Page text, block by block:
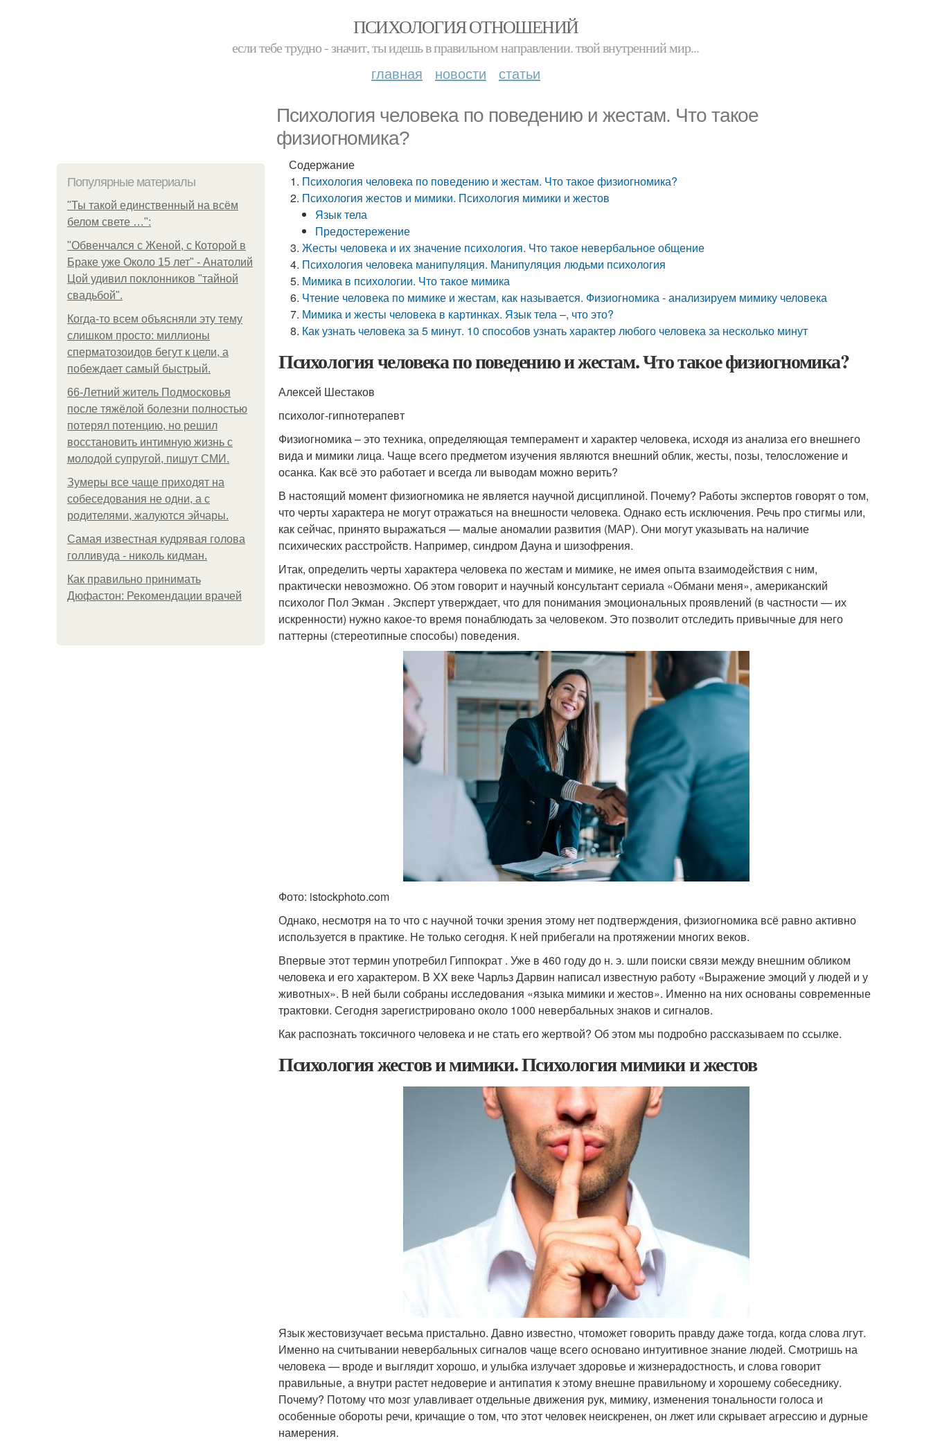
ПСИХОЛОГИЯ ОТНОШЕНИЙ
если тебе трудно - значит, ты идешь в правильном направлении. твой внутренний мир...
главная новости статьи
Психология человека по поведению и жестам. Что такое
физиогномика?
Популярные материалы
"Ты такой единственный на всём
белом свете …":
"Обвенчался с Женой, с Которой в
Браке уже Около 15 лет" - Анатолий
Цой удивил поклонников "тайной
свадьбой".
Когда-то всем объясняли эту тему
слишком просто: миллионы
сперматозоидов бегут к цели, а
побеждает самый быстрый.
66-Летний житель Подмосковья
после тяжёлой болезни полностью
потерял потенцию, но решил
восстановить интимную жизнь с
молодой супругой, пишут СМИ.
Зумеры все чаще приходят на
собеседования не одни, а с
родителями, жалуются эйчары.
Самая известная кудрявая голова
голливуда - николь кидман.
Как правильно принимать
Дюфастон: Рекомендации врачей
Содержание
Психология человека по поведению и жестам. Что такое физиогномика?
Психология жестов и мимики. Психология мимики и жестов
Язык тела
Предостережение
Жесты человека и их значение психология. Что такое невербальное общение
Психология человека манипуляция. Манипуляция людьми психология
Мимика в психологии. Что такое мимика
Чтение человека по мимике и жестам, как называется. Физиогномика - анализируем мимику человека
Мимика и жесты человека в картинках. Язык тела –, что это?
Как узнать человека за 5 минут. 10 способов узнать характер любого человека за несколько минут
Психология человека по поведению и жестам. Что такое физиогномика?
Алексей Шестаков
психолог-гипнотерапевт
Физиогномика – это техника, определяющая темперамент и характер человека, исходя из анализа его внешнего
вида и мимики лица. Чаще всего предметом изучения являются внешний облик, жесты, позы, телосложение и
осанка. Как всё это работает и всегда ли выводам можно верить?
В настоящий момент физиогномика не является научной дисциплиной. Почему? Работы экспертов говорят о том,
что черты характера не могут отражаться на внешности человека. Однако есть исключения. Речь про стигмы или,
как сейчас, принято выражаться — малые аномалии развития (МАР). Они могут указывать на наличие
психических расстройств. Например, синдром Дауна и шизофрения.
Итак, определить черты характера человека по жестам и мимике, не имея опыта взаимодействия с ним,
практически невозможно. Об этом говорит и научный консультант сериала «Обмани меня», американский
психолог Пол Экман . Эксперт утверждает, что для понимания эмоциональных проявлений (в частности — их
искренности) нужно какое-то время понаблюдать за человеком. Это позволит отследить привычные для него
паттерны (стереотипные способы) поведения.
Фото: istockphoto.com
Однако, несмотря на то что с научной точки зрения этому нет подтверждения, физиогномика всё равно активно
используется в практике. Не только сегодня. К ней прибегали на протяжении многих веков.
Впервые этот термин употребил Гиппократ . Уже в 460 году до н. э. шли поиски связи между внешним обликом
человека и его характером. В XX веке Чарльз Дарвин написал известную работу «Выражение эмоций у людей и у
животных». В ней были собраны исследования «языка мимики и жестов». Именно на них основаны современные
трактовки. Сегодня зарегистрировано около 1000 невербальных знаков и сигналов.
Как распознать токсичного человека и не стать его жертвой? Об этом мы подробно рассказываем по ссылке.
Психология жестов и мимики. Психология мимики и жестов
Язык жестовизучает весьма пристально. Давно известно, чтоможет говорить правду даже тогда, когда слова лгут.
Именно на считывании невербальных сигналов чаще всего основано интуитивное знание людей. Смотришь на
человека — вроде и выглядит хорошо, и улыбка излучает здоровье и жизнерадостность, и слова говорит
правильные, а внутри растет недоверие и антипатия к этому внешне правильному и хорошему собеседнику.
Почему? Потому что мозг улавливает отдельные движения рук, мимику, изменения тональности голоса и
особенные обороты речи, кричащие о том, что этот человек неискренен, он лжет или скрывает агрессию и дурные
намерения.